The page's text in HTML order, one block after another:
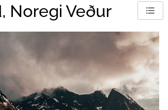
Noregi Veður